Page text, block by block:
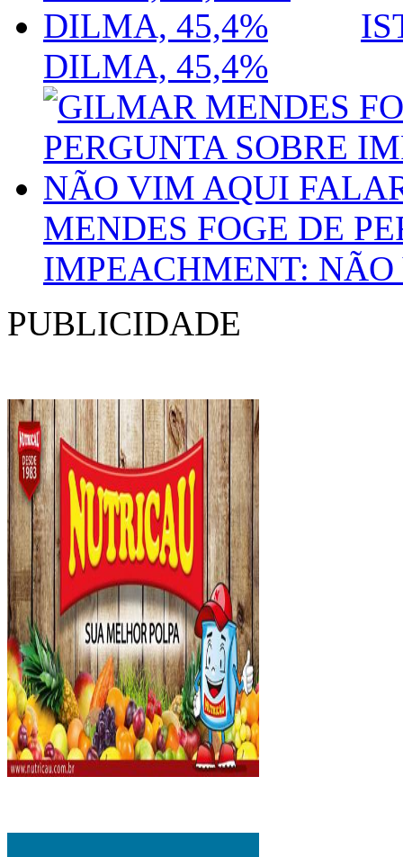
DILMA, 45,4%
MENDES FOGE DE
IMPEACHMENT:
PUBLICIDADE